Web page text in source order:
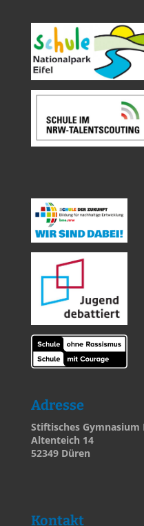
Adresse
Stiftisches Gymnasium
Altenteich 14
52349 Düren
Kontakt